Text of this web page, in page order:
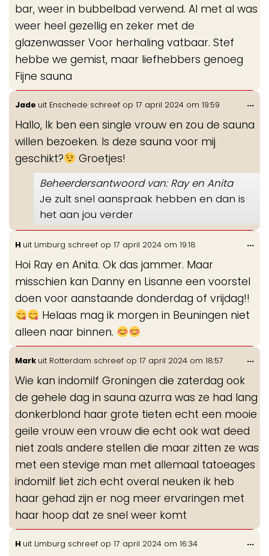
bar, weer in bubbelbad verwend. Al met al was
weer heel gezellig en zeker met de
glazenwasser Voor herhaling vatbaar. Stef
hebbe we gemist, maar liefhebbers genoeg
Fijne sauna
Jade uit Enschede schreef op 17 april 2024 om 19:59
Hallo, Ik ben een single vrouw en zou de sauna
willen bezoeken. Is deze sauna voor mij
geschikt?
Groetjes!
Beheerdersantwoord van: Ray en Anita
Je zult snel aanspraak hebben en dan is
het aan jou verder
...
H uit Limburg schreef op 17 april 2024 om 19:18
Hoi Ray en Anita. Ok das jammer. Maar
misschien kan Danny en Lisanne een voorstel
doen voor aanstaande donderdag of vrijdag!!
Helaas mag ik morgen in Beuningen niet
alleen naar binnen.
...
Mark uit Rotterdam schreef op 17 april 2024 om 18:57
Wie kan indomilf Groningen die zaterdag ook
de gehele dag in sauna azurra was ze had lang
donkerblond haar grote tieten echt een mooie
geile vrouw een vrouw die echt ook wat deed
niet zoals andere stellen die maar zitten ze was
met een stevige man met allemaal tatoeages
indomilf liet zich echt overal neuken ik heb
haar gehad zijn er nog meer ervaringen met
haar hoop dat ze snel weer komt
...
H uit Limburg schreef op 17 april 2024 om 16:34 ...